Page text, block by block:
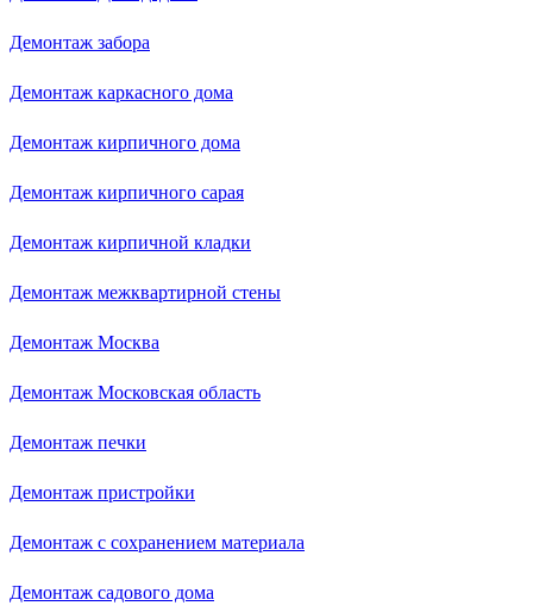
Демонтаж забора
Демонтаж каркасного дома
Демонтаж кирпичного дома
Демонтаж кирпичного сарая
Демонтаж кирпичной кладки
Демонтаж межквартирной стены
Демонтаж Москва
Демонтаж Московская область
Демонтаж печки
Демонтаж пристройки
Демонтаж с сохранением материала
Демонтаж садового дома